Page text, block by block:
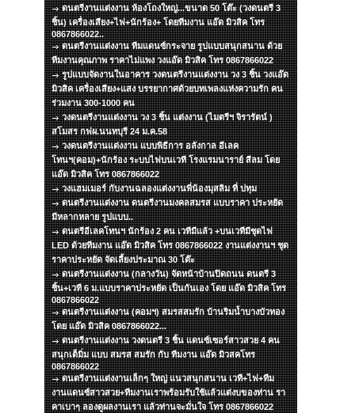
ดนตรีงานแต่งงาน ห้องโถงใหญ่...ขนาด 50 โต๊ะ (วงดนตรี 3
ชิ้น) เครื่องเสียง+ไฟ+นักร้อง+ โดยทีมงาน แอ๊ด มิวสิค โทร
0867866022..
ดนตรีงานแต่งงาน ทีมแดนซ์กระจาย รูปแบบสนุกสนาน ด้วย
ทีมงานคุณภาพ ราคาไม่แพง วงแอ๊ด มิวสิค โทร 0867866022
รูปแบบจัดงานในอาคาร วงดนตรีงานแต่งงาน วง 3 ชิ้น วงแอ๊ด
มิวสิค เครื่องเสียง+แสง บรรยากาศด้วยบทเพลงแห่งความรัก คน
ร่วมงาน 300-1000 คน
วงดนตรีงานแต่งงาน วง 3 ชิ้น แต่งงาน (ไมตรีฯ จิรารัตน์ )
สโมสร กฟผ.นนทบุรี 24 ม.ค.58
วงดนตรีงานแต่งงาน แบบพิธีการ อลังกาล อีเลค
โทนฯ(คอม)+นักร้อง ระบบไฟบนเวที โรงแรมนาราย์ สีลม โดย
แอ๊ด มิวสิค โทร 0867866022
วงแฮมเมอร์ กับงานฉลองแต่งงานพี่น้องมุสลิม ที่ ปทุม
ดนตรีงานแต่งงาน ดนตรีงานมงคลสมรส แบบราคา ประหยัด
มีหลากหลาย รูปแบบ..
ดนตรีอีเลคโทนฯ นักร้อง 2 คน เวทีมีแล้ว +บนเวทีมีชุดไฟ
LED ด้วยทีมงาน แอ๊ด มิวสิค โทร 0867866022 งานแต่งงานฯ ชุด
ราคาประหยัด จัดเลี้ยงประมาณ 30 โต๊ะ
ดนตรีงานแต่งงาน (กลางวัน) จัดหน้าบ้านปิดถนน ดนตรี 3
ชิ้น+เวที 6 ม.แบบราคาประหยัด เป็นกันเอง โดย แอ๊ด มิวสิค โทร
0867866022
ดนตรีงานแต่งงาน (คอมฯ) สมรสสมรัก บ้านริมน้ำบางบัวทอง
โดย แอ๊ด มิวสิค 0867866022...
ดนตรีงานแต่งงาน วงดนตรี 3 ชิ้น แดนซ์เซอร์สาวสวย 4 คน
สนุกเต็มิ่ม แบบ สมรส สมรัก กับ ทีมงาน แอ๊ด มิวสคโทร
0867866022
ดนตรีงานแต่งงานเล็กๆ ใหญ่ แนวสนุกสนาน เวที+ไฟ+ทีม
งานแดนซ์สาวสวย+ทีมงานเราพร้อมรับใช้แล้วแต่งบของท่าน รา
คาเบาๆ ลองดูผลงานเรา แล้วท่านจะมั่นใจ โทร 0867866022